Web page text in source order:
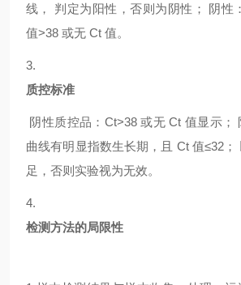
线， 判定为阳性，否则为阴性； 阴性
值>38 或无 Ct 值。
3.
质控标准
阴性质控品： Ct>38 或无 Ct 值显示；
曲线有明显指数生长期，且 Ct 值≤32
足，否则实验视为无效。
4.
检测方法的局限性